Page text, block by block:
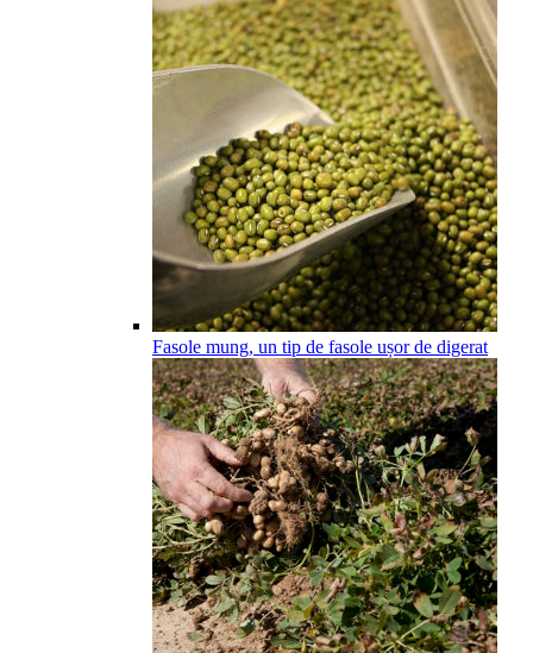
Fasole mung, un tip de fasole ușor de digerat